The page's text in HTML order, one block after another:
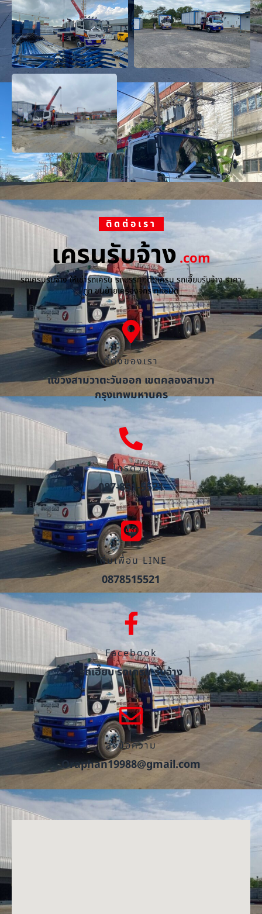
ติดต่อเรา
เครนรับจ้าง.com
รถเครนรับจ้าง ให้เช่ารถเครน รถบรรทุกติดเครน รถเฮี๊ยบรับจ้าง ราคา
ถูก ขนย้ายเครื่องจักร ทุกชนิด
ที่ตั้งของเรา
แขวงสามวาตะวันออก เขตคลองสามวา
กรุงเทพมหานคร
โทรด่วน
087-851-5521
เพิ่มเพื่อน LINE
0878515521
Facebook
รถเฮี๊ยบ รถเครน รับจ้าง
ส่งข้อความ
Oraphan19988@gmail.com